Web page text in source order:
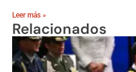
Leer más »
Relacionados